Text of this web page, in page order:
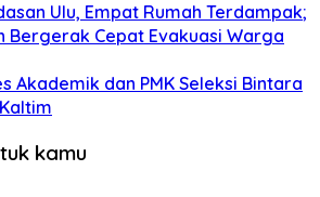
Ulu, Empat Rumah Terdampak;
Bergerak Cepat Evakuasi Warga
Akademik dan PMK Seleksi Bintara
kamu